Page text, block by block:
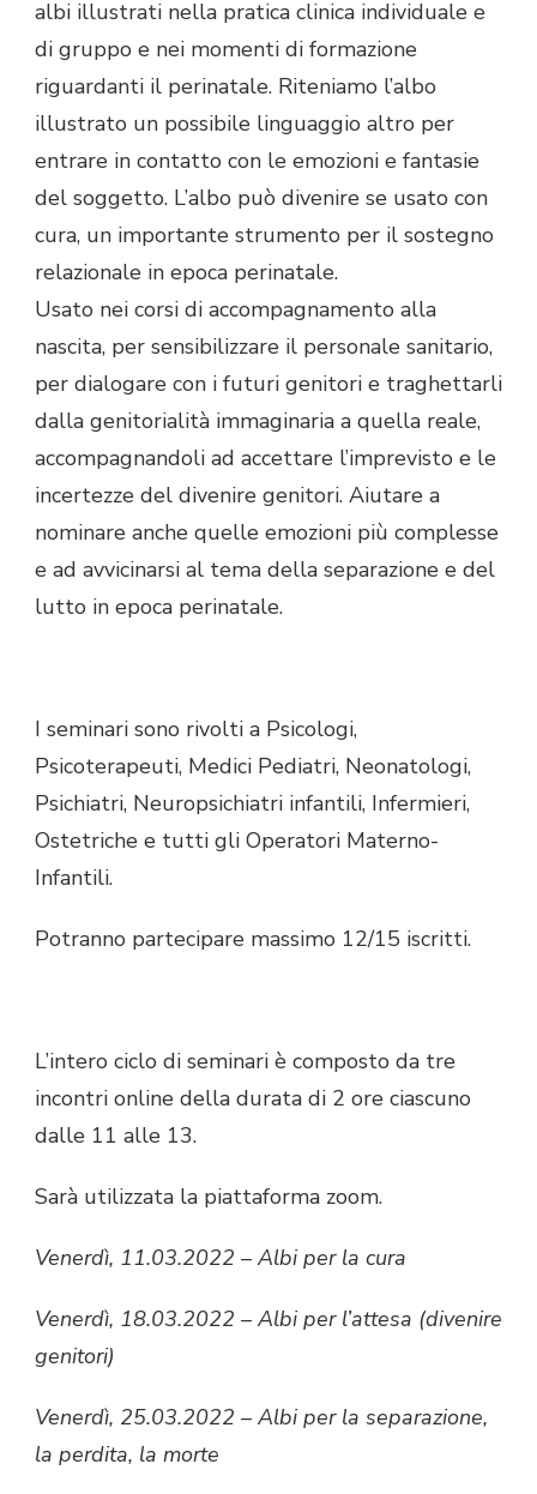
albi illustrati nella pratica clinica individuale e
di gruppo e nei momenti di formazione
riguardanti il perinatale. Riteniamo l’albo
illustrato un possibile linguaggio altro per
entrare in contatto con le emozioni e fantasie
del soggetto. L’albo può divenire se usato con
cura, un importante strumento per il sostegno
relazionale in epoca perinatale.
Usato nei corsi di accompagnamento alla
nascita, per sensibilizzare il personale sanitario,
per dialogare con i futuri genitori e traghettarli
dalla genitorialità immaginaria a quella reale,
accompagnandoli ad accettare l’imprevisto e le
incertezze del divenire genitori. Aiutare a
nominare anche quelle emozioni più complesse
e ad avvicinarsi al tema della separazione e del
lutto in epoca perinatale.
I seminari sono rivolti a Psicologi,
Psicoterapeuti, Medici Pediatri, Neonatologi,
Psichiatri, Neuropsichiatri infantili, Infermieri,
Ostetriche e tutti gli Operatori Materno-
Infantili.
Potranno partecipare massimo 12/15 iscritti.
L’intero ciclo di seminari è composto da tre
incontri online della durata di 2 ore ciascuno
dalle 11 alle 13.
Sarà utilizzata la piattaforma zoom.
Venerdì, 11.03.2022 – Albi per la cura
Venerdì, 18.03.2022 – Albi per l’attesa (divenire
genitori)
Venerdì, 25.03.2022 – Albi per la separazione,
la perdita, la morte